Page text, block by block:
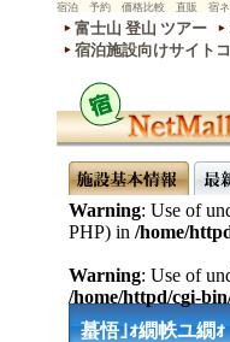
宿泊 予約 価格比較 直販 宿ネ
富士山 登山 ツアー
宿泊施設向けサイト
Warning: Use of
PHP) in /home/
Warning: Use of
/home/httpd/cgi-
蟇悟｣ｫ繝帙ユ繝